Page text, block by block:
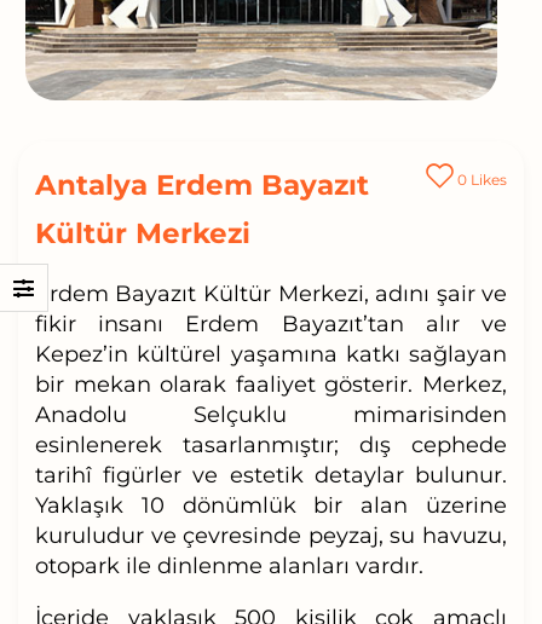
0 Likes
Antalya Erdem Bayazıt
Kültür Merkezi
Erdem Bayazıt Kültür Merkezi, adını şair ve
fikir insanı Erdem Bayazıt’tan alır ve
Kepez’in kültürel yaşamına katkı sağlayan
bir mekan olarak faaliyet gösterir. Merkez,
Anadolu Selçuklu mimarisinden
esinlenerek tasarlanmıştır; dış cephede
tarihî figürler ve estetik detaylar bulunur.
Yaklaşık 10 dönümlük bir alan üzerine
kuruludur ve çevresinde peyzaj, su havuzu,
otopark ile dinlenme alanları vardır.
İçeride yaklaşık 500 kişilik çok amaçlı